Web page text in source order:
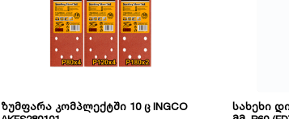
ზუმფარა კომპლექტში 10 ც INGCO
სახეხი